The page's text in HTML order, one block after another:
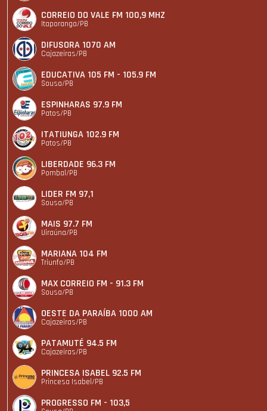
CORREIO DO VALE FM 100,9 MHZ
Itaporanga/PB
DIFUSORA 1070 AM
Cajazeiras/PB
EDUCATIVA 105 FM - 105.9 FM
Sousa/PB
ESPINHARAS 97.9 FM
Patos/PB
ITATIUNGA 102.9 FM
Patos/PB
LIBERDADE 96.3 FM
Pombal/PB
LIDER FM 97,1
Sousa/PB
MAIS 97.7 FM
Uiraúna/PB
MARIANA 104 FM
Triunfo/PB
MAX CORREIO FM - 91.3 FM
Sousa/PB
OESTE DA PARAÍBA 1000 AM
Cajazeiras/PB
PATAMUTÉ 94.5 FM
Cajazeiras/PB
PRINCESA ISABEL 92.5 FM
Princesa Isabel/PB
PROGRESSO FM - 103,5